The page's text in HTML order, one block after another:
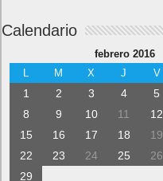
Calendario
febrero 2016
L
M X J V
1 2 3 4 5
8
9 10 11 12
15
16 17 18 19
22
23 24 25 26
29